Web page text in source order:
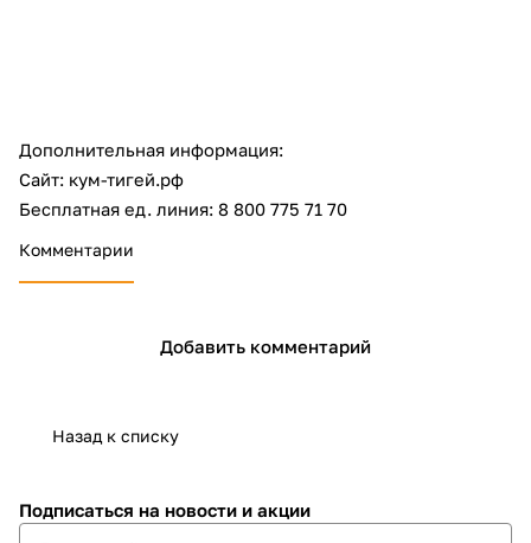
Дополнительная информация:
Сайт: кум-тигей.рф
Бесплатная ед. линия: 8 800 775 71 70
Комментарии
Добавить комментарий
Назад к списку
Подписаться на новости и акции
недели